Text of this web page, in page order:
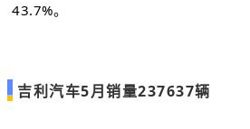
43.7%。
吉利汽车5月销量237637辆